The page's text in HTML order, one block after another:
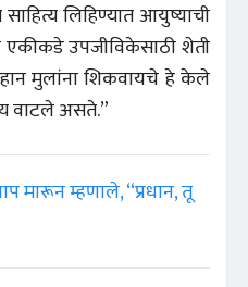
लिहिण्यात आयुष्याची
एकीकडे उपजीविकेसाठी शेती
मुलांना शिकवायचे हे केले
वाटले असते.”
मारून म्हणाले, ‘‘प्रधान, तू